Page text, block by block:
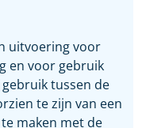
uitvoering voor
en voor gebruik
tussen de
te zijn van een
maken met de